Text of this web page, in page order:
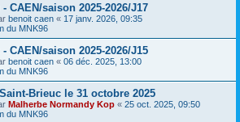
CAEN/saison 2025-2026/J17
benoit caen « 17 janv. 2026, 09:35
du MNK96
CAEN/saison 2025-2026/J15
benoit caen « 06 déc. 2025, 13:00
du MNK96
Brieuc le 31 octobre 2025
Malherbe Normandy Kop « 25 oct. 2025, 09:50
du MNK96